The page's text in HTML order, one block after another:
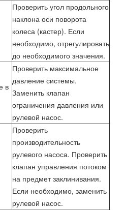
Проверить угол продольного
наклона оси поворота
колеса (кастер). Если
необходимо, отрегулировать
до необходимого значения.
в
Проверить максимальное
давление системы.
Заменить клапан
ограничения давления или
рулевой насос.
Проверить
производительность
рулевого насоса. Проверить
клапан управления потоком
на предмет заклинивания.
Если необходимо, заменить
рулевой насос.